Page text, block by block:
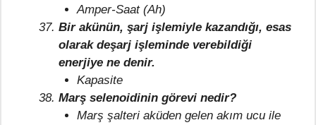
Amper-Saat (Ah)
Bir akünün, şarj işlemiyle kazandığı, esas
olarak deşarj işleminde verebildiği
enerjiye ne denir.
Kapasite
Marş selenoidinin görevi nedir?
Marş şalteri aküden gelen akım ucu ile